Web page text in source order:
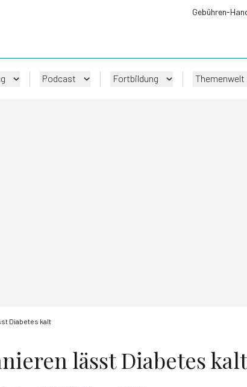
Gebühren-
Podcast Fortbildung Themenwelt
Diabetes kalt
lässt Diabetes kalt